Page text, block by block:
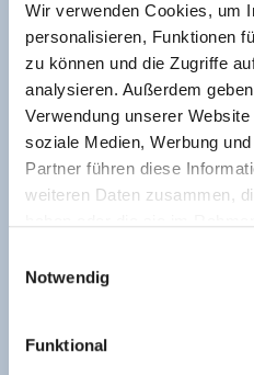
Wir verwenden Cookies, um
personalisieren, Funktionen
zu können und die Zugriffe
analysieren. Außerdem
Verwendung unserer
soziale Medien, Werbung
Partner führen diese
weiteren Daten zusammen,
Rohr 23// A-6280 Zell am Ziller
Notwendig
Funktional